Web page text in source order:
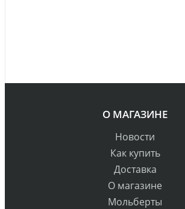
О МАГАЗИНЕ
Новости
Как купить
Доставка
О магазине
Мольберты